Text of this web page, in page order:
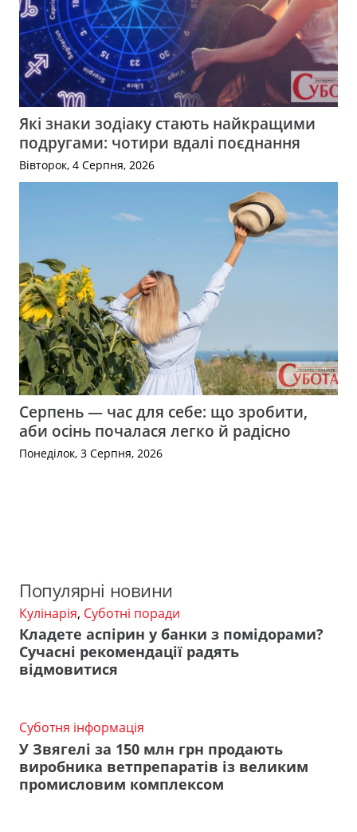
Які знаки зодіаку стають найкращими
подругами: чотири вдалі поєднання
Вівторок, 4 Серпня, 2026
Серпень — час для себе: що зробити,
аби осінь почалася легко й радісно
Понеділок, 3 Серпня, 2026
Популярні новини
Кулінарія, Суботні поради
Кладете аспірин у банки з помідорами?
Сучасні рекомендації радять
відмовитися
Суботня інформація
У Звягелі за 150 млн грн продають
виробника ветпрепаратів із великим
промисловим комплексом